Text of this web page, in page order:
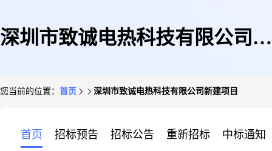
深圳市致诚电热科技有限公司新
您当前的位置： 首页 深圳市致诚电热科技有限公司新建项目
首页 招标预告 招标公告 重新招标 中标通知